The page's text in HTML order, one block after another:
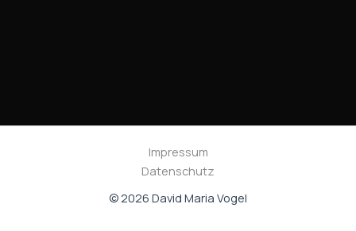
Impressum
Datenschutz
© 2026 David Maria Vogel